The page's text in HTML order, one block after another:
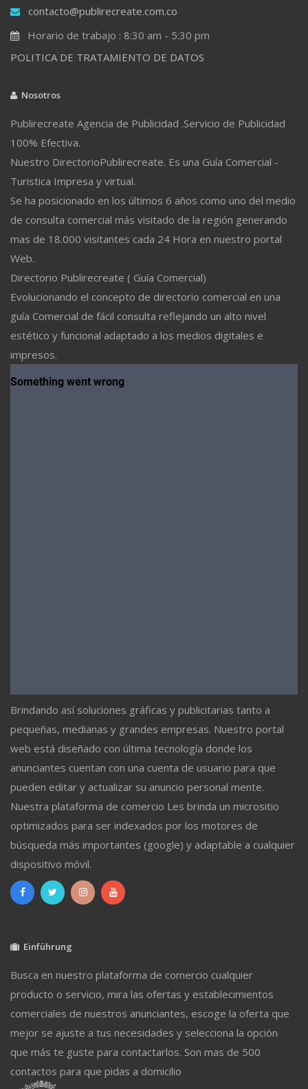
contacto@publirecreate.com.co
Horario de trabajo : 8:30 am - 5:30 pm
POLITICA DE TRATAMIENTO DE DATOS
Nosotros
Publirecreate Agencia de Publicidad .Servicio de Publicidad
100% Efectiva.
Nuestro DirectorioPublirecreate. Es una Guía Comercial -
Turistica Impresa y virtual.
Se ha posicionado en los últimos 6 años como uno del medio
de consulta comercial más visitado de la región generando
mas de 18.000 visitantes cada 24 Hora en nuestro portal
Web.
Directorio Publirecreate ( Guía Comercial)
Evolucionando el concepto de directorio comercial en una
guía Comercial de fácil consulta reflejando un alto nivel
estético y funcional adaptado a los medios digitales e
impresos.
Brindando así soluciones gráficas y publicitarias tanto a
pequeñas, medianas y grandes empresas. Nuestro portal
web está diseñado con última tecnología donde los
anunciantes cuentan con una cuenta de usuario para que
pueden editar y actualizar su anuncio personal mente.
Nuestra plataforma de comercio Les brinda un micrositio
optimizados para ser indexados por los motores de
búsqueda más importantes (google) y adaptable a cualquier
dispositivo móvil.
Einführung
Busca en nuestro plataforma de comercio cualquier
producto o servicio, mira las ofertas y establecimientos
comerciales de nuestros anunciantes, escoge la oferta que
mejor se ajuste a tus necesidades y selecciona la opción
que más te guste para contactarlos. Son mas de 500
contactos para que pidas a domicilio